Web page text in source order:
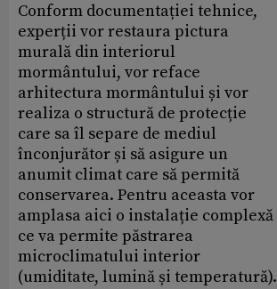
Conform documentației tehnice,
experții vor restaura pictura
murală din interiorul
mormântului, vor reface
arhitectura mormântului și vor
realiza o structură de protecție
care sa îl separe de mediul
înconjurător și să asigure un
anumit climat care să permită
conservarea. Pentru aceasta vor
amplasa aici o instalație complexă
ce va permite păstrarea
microclimatului interior
(umiditate, lumină și temperatură).